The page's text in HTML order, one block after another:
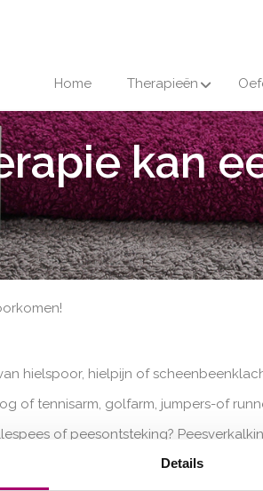
Details
Home Therapieën
kan
hielspoor, hielpijn of
of tennisarm, golfarm, jumpers-of
of peesontsteking?
in schouder, voet, arm, elleboog,